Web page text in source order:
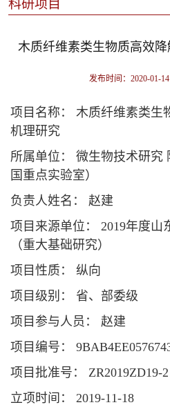
科研项目
木质纤维素类生物质高效
发布时间：2020-01-14
项目名称： 木质纤维素类生
机理研究
所属单位： 微生物技术研究
国重点实验室）
负责人姓名： 赵建
项目来源单位： 2019年度山
（重大基础研究）
项目性质： 纵向
项目级别： 省、部委级
项目参与人员： 赵建
项目编号：
项目批准号： ZR2019ZD19-2
立项时间： 2019-11-18